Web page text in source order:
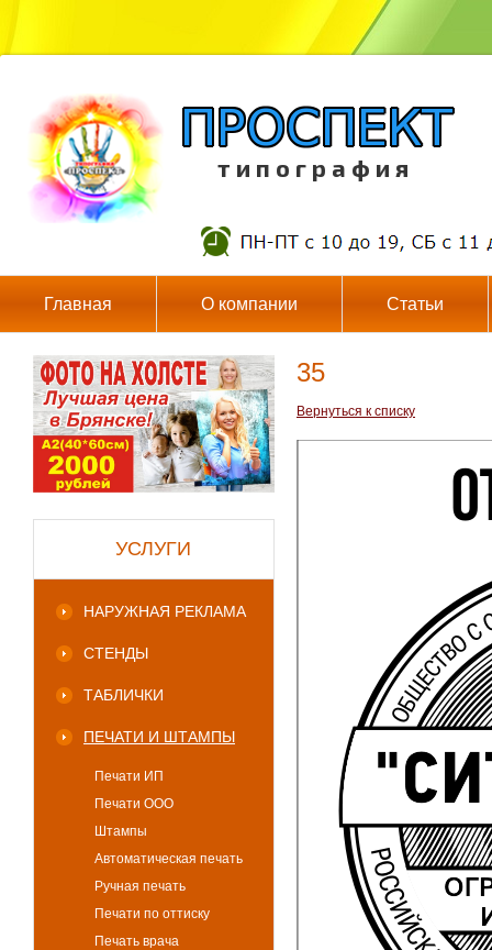
т и п о г р а ф и я
Главная О компании Статьи
УСЛУГИ
НАРУЖНАЯ РЕКЛАМА
СТЕНДЫ
ТАБЛИЧКИ
ПЕЧАТИ И ШТАМПЫ
Печати ИП
Печати ООО
Штампы
Автоматическая печать
Ручная печать
Печати по оттиску
Печать врача
35
Вернуться к списку